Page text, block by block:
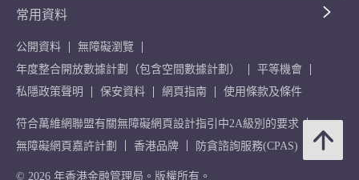
常用資料
公開資料
無障礙瀏覽
年度整合開放數據計劃（包含空間數據計劃）
平等機會
私隱政策聲明
保安資料 網頁指南 使用條款及條件
符合萬維網聯盟有關無障礙網頁設計指引中2A級別的要求
無障礙網頁嘉許計劃
香港品牌 防貪諮詢服務(CPAS)
© 2026 年香港金融管理局。版權所有。